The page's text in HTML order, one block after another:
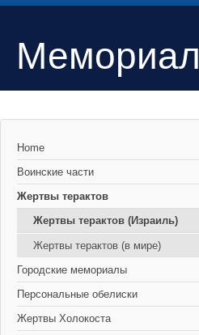
Мемориал
Home
Воинские части
Жертвы терактов
Жертвы терактов (Израиль)
Жертвы терактов (в мире)
Городские мемориалы
Персональные обелиски
Жертвы Холокоста